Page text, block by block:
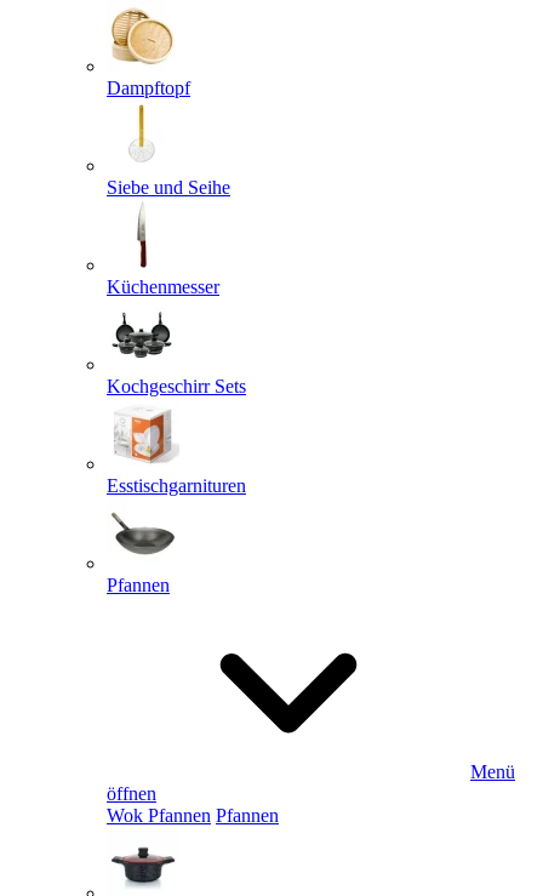
Dampftopf
Siebe und Seihe
Küchenmesser
Kochgeschirr Sets
Esstischgarnituren
Pfannen
Menü
öffnen
Wok Pfannen Pfannen